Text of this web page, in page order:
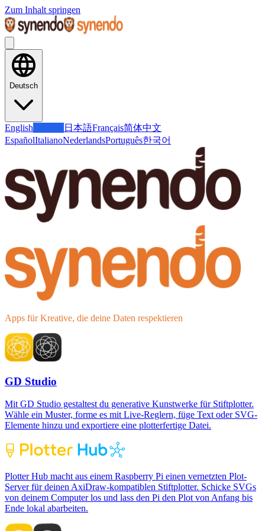
Zum Inhalt springen
Deutsch
English 日本語Français简体中文
EspañolItalianoNederlandsPortuguês한국어
Apps für Kreative, die deine Daten respektieren
GD Studio
Mit GD Studio gestaltest du generative Kunstwerke für Stiftplotter.
Wähle ein Muster, forme es mit Live-Reglern, füge Text oder SVG-
Elemente hinzu und exportiere eine plotterfertige Datei.
Plotter Hub macht aus einem Raspberry Pi einen vernetzten Plot-
Server für deinen AxiDraw-kompatiblen Stiftplotter. Schicke SVGs
von deinem Computer los und lass den Pi den Plot von Anfang bis
Ende lokal abarbeiten.